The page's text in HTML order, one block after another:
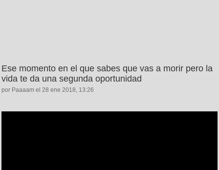
Ese momento en el que sabes que vas a morir pero la
vida te da una segunda oportunidad
por Paaaam el 28 ene 2018, 13:26